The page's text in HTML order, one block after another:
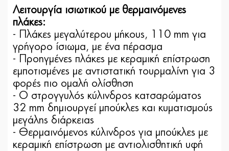
Λειτουργία ισιωτικού με θερμαινόμενες
πλάκες:
- Πλάκες μεγαλύτερου μήκους, 110 mm για
γρήγορο ίσιωμα, με ένα πέρασμα
- Προηγμένες πλάκες με κεραμική επίστρωση
εμποτισμένες με αντιστατική τουρμαλίνη για 3
φορές πιο ομαλή ολίσθηση
- Ο στρογγυλός κύλινδρος κατσαρώματος
32 mm δημιουργεί μπούκλες και κυματισμούς
μεγάλης διάρκειας
- Θερμαινόμενος κύλινδρος για μπούκλες με
κεραμική επίστρωση με αντιολισθητική υφή